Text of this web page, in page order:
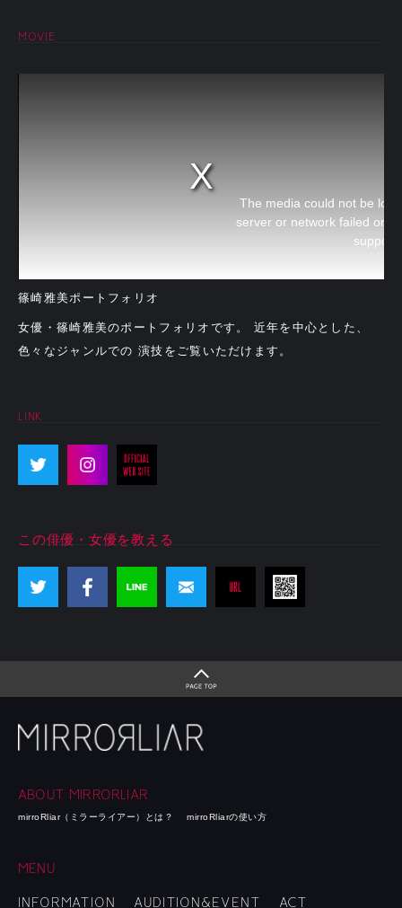
MOVIE
The media could not be
server or network failed or
篠崎雅美ポートフォリオ
女優・篠崎雅美のポートフォリオです。 近年を中心とした、
色々なジャンルでの 演技をご覧いただけます。
LINK
この俳優・女優を教える
ABOUT MIRRORLIAR
mirroRliar（ミラーライアー）とは？ mirroRliarの使い方
MENU
INFORMATION AUDITION&EVENT ACT